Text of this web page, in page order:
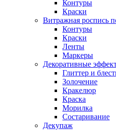
Контуры
Краски
Витражная роспись
Контуры
Краски
Ленты
Маркеры
Декоративные
Глиттер и
Золочение
Кракелюр
Краска
Морилка
Состаривание
Декупаж